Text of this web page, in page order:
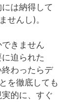
は納得して
せんし)。
きません
迫られた
終わったらデ
を徹底しても
的に、すぐ